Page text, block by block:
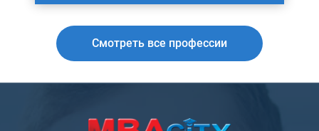
Смотреть все профессии